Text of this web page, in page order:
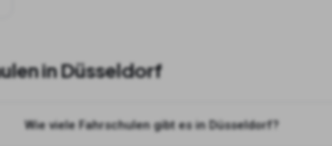
inDüsseldorf
Wie viele Fahrschulen gibt es in Düsseldorf?